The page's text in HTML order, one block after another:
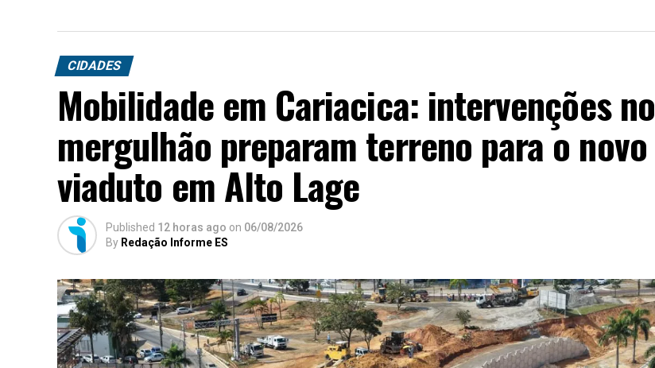
CIDADES
Mobilidade em Cariacica: intervenções no
mergulhão preparam terreno para o novo
viaduto em Alto Lage
Published 12 horas ago on 06/08/2026
By Redação Informe ES